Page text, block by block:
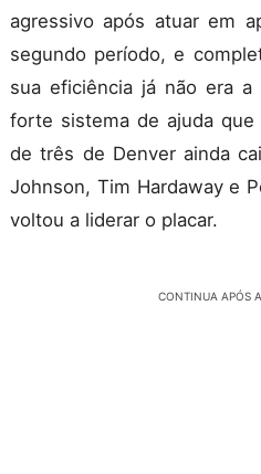
agressivo após atuar em
segundo período, e
sua eficiência já não era
forte sistema de ajuda
de três de Denver ainda
Johnson, Tim Hardaway e
voltou a liderar o placar.
CONTINUA APÓS